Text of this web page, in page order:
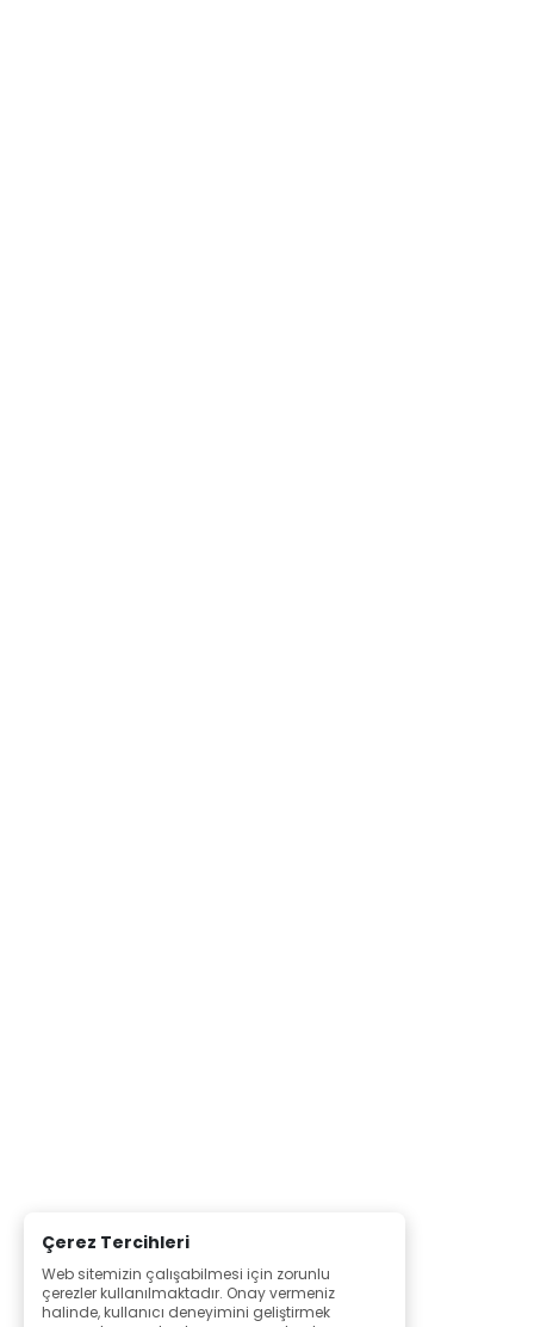
Çerez Tercihleri
Web sitemizin çalışabilmesi için zorunlu
çerezler kullanılmaktadır. Onay vermeniz
halinde, kullanıcı deneyimini geliştirmek